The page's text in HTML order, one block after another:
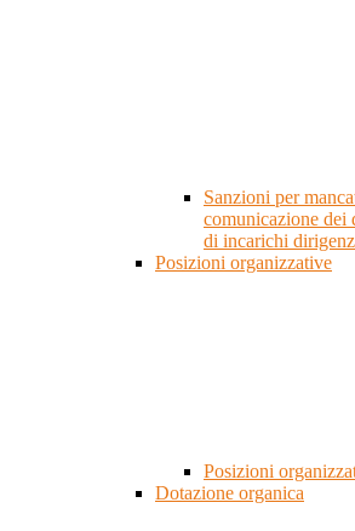
Sanzioni per
comunicazione dei
di incarichi
Posizioni organizzative
Posizioni
Dotazione organica